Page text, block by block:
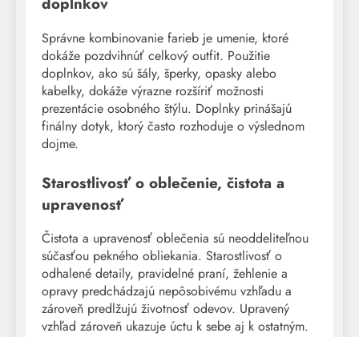
Správne kombinovanie farieb je umenie, ktoré
dokáže pozdvihnúť celkový outfit. Použitie
doplnkov, ako sú šály, šperky, opasky alebo
kabelky, dokáže výrazne rozšíriť možnosti
prezentácie osobného štýlu. Doplnky prinášajú
finálny dotyk, ktorý často rozhoduje o výslednom
dojme.
Starostlivosť o oblečenie, čistota a
upravenosť
Čistota a upravenosť oblečenia sú neoddeliteľnou
súčasťou pekného obliekania. Starostlivosť o
odhalené detaily, pravidelné praní, žehlenie a
opravy predchádzajú nepôsobivému vzhľadu a
zároveň predlžujú životnosť odevov. Upravený
vzhľad zároveň ukazuje úctu k sebe aj k ostatným.